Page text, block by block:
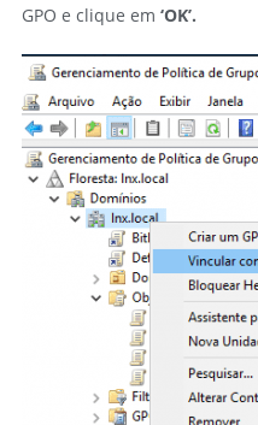
GPO e clique em ‘OK’.